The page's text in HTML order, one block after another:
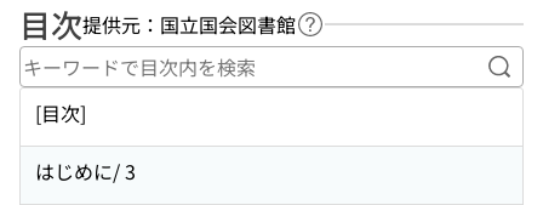
目次提供元：国立国会図書館 ヘルプページへのリンク
キ
[目次]
はじめに/ 3